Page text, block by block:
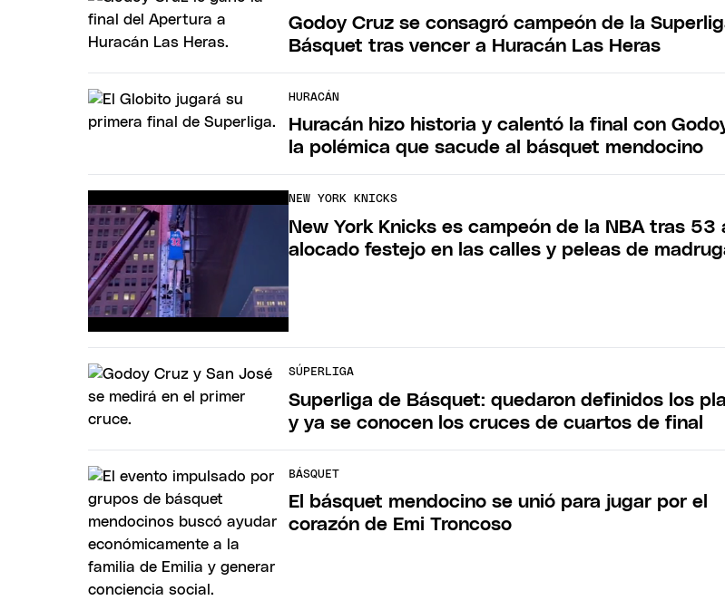
Godoy Cruz se consagró campeón de la
Básquet tras vencer a Huracán Las Heras
HURACÁN
Huracán hizo historia y calentó la final con
la polémica que sacude al básquet mendocino
NEW YORK KNICKS
New York Knicks es campeón de la NBA tras 53
alocado festejo en las calles y peleas de
SÚPERLIGA
Superliga de Básquet: quedaron definidos los
y ya se conocen los cruces de cuartos de final
BÁSQUET
El básquet mendocino se unió para jugar por el
corazón de Emi Troncoso